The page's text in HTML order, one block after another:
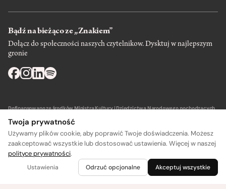
Bądź na bieżąco ze „Znakiem”
Dołącz do społeczności naszych czytelnikow. Dysktuj w najlepszym
gronie
Dofinansowano ze środków Ministra Kultury i Dziedzictwa Narodowego pochodzących
Wydawca: SIW Znak w Krakowie
Twoja prywatność
Używamy plików cookie, aby poprawić Twoje doświadczenia. Możesz
zaakceptować wszystkie lub dostosować ustawienia. Więcej w naszej
polityce prywatności.
Ustawienia Odrzuć opcjonalne Akceptuj wszystkie